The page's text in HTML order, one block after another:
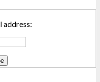
address: